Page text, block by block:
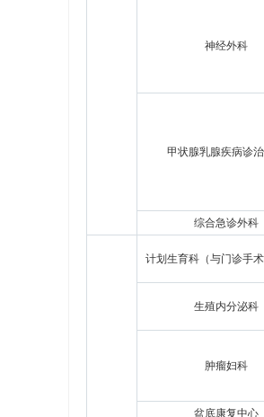
神经外科
甲状腺乳腺疾病诊
综合急诊外科
计划生育科（与门诊手
生殖内分泌科
肿瘤妇科
盆底康复中心